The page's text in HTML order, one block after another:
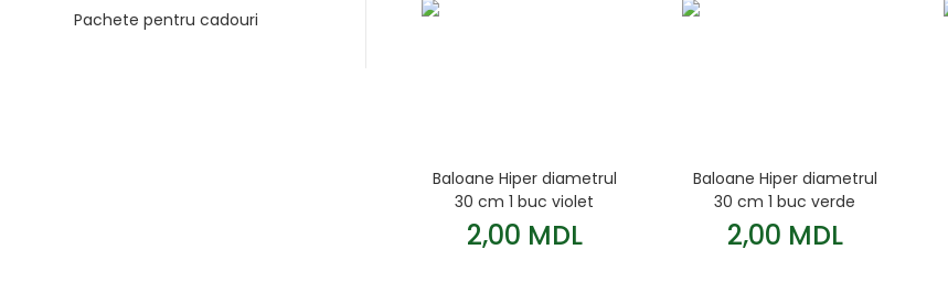
Pachete pentru cadouri
Baloane Hiper diametrul
30 cm 1 buc violet
2,00 MDL
Baloane Hiper diametrul
30 cm 1 buc verde
2,00 MDL